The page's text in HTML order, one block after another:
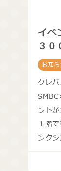
イベ
３０
だき
お知
クレ
ント
１階
ンク